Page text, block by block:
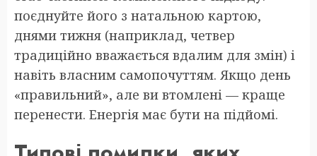
поєднуйте його з натальною картою,
днями тижня (наприклад, четвер
традиційно вважається вдалим для змін) і
навіть власним самопочуттям. Якщо день
«правильний», але ви втомлені — краще
перенести. Енергія має бути на підйомі.